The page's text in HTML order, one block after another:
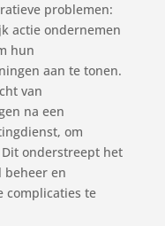
problemen:
actie ondernemen
hun
aan te tonen.
van
na een
om
onderstreept het
beheer en
complicaties te